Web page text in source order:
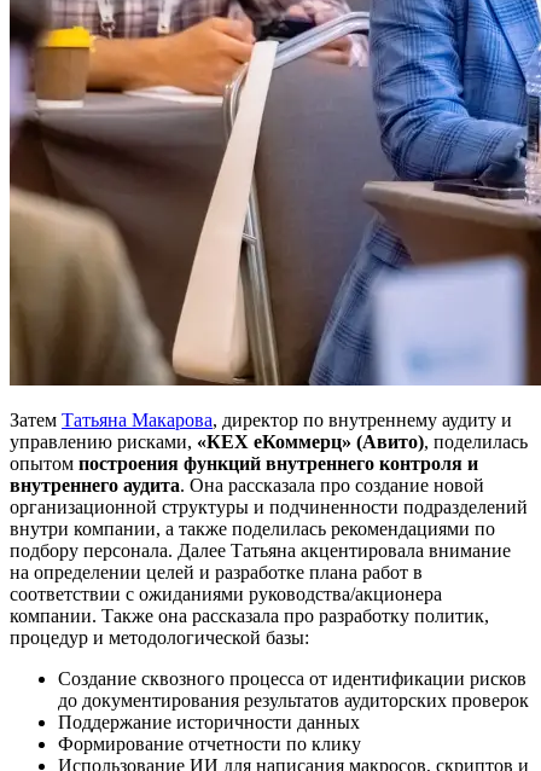
Затем Татьяна Макарова, директор по внутреннему аудиту и
управлению рисками, «КЕХ еКоммерц» (Авито), поделилась
опытом построения функций внутреннего контроля и
внутреннего аудита. Она рассказала про создание новой
организационной структуры и подчиненности подразделений
внутри компании, а также поделилась рекомендациями по
подбору персонала. Далее Татьяна акцентировала внимание
на определении целей и разработке плана работ в
соответствии с ожиданиями руководства/акционера
компании. Также она рассказала про разработку политик,
процедур и методологической базы:
Создание сквозного процесса от идентификации рисков
до документирования результатов аудиторских проверок
Поддержание историчности данных
Формирование отчетности по клику
Использование ИИ для написания макросов, скриптов и